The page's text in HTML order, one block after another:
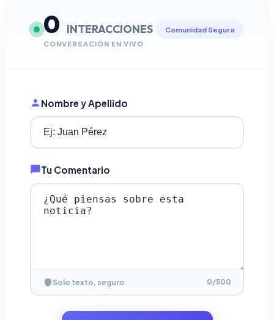
0 INTERACCIONES
CONVERSACIÓN EN VIVO
Comunidad Segura
Nombre y Apellido
Tu Comentario
Solo texto, seguro 0/500